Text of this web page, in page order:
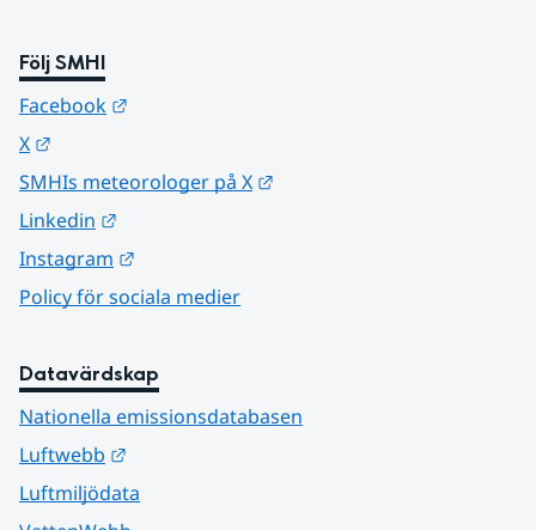
Följ SMHI
Facebook
X
SMHIs meteorologer på X
Linkedin
Instagram
Policy för sociala medier
Datavärdskap
Nationella emissionsdatabasen
Luftwebb
Luftmiljödata